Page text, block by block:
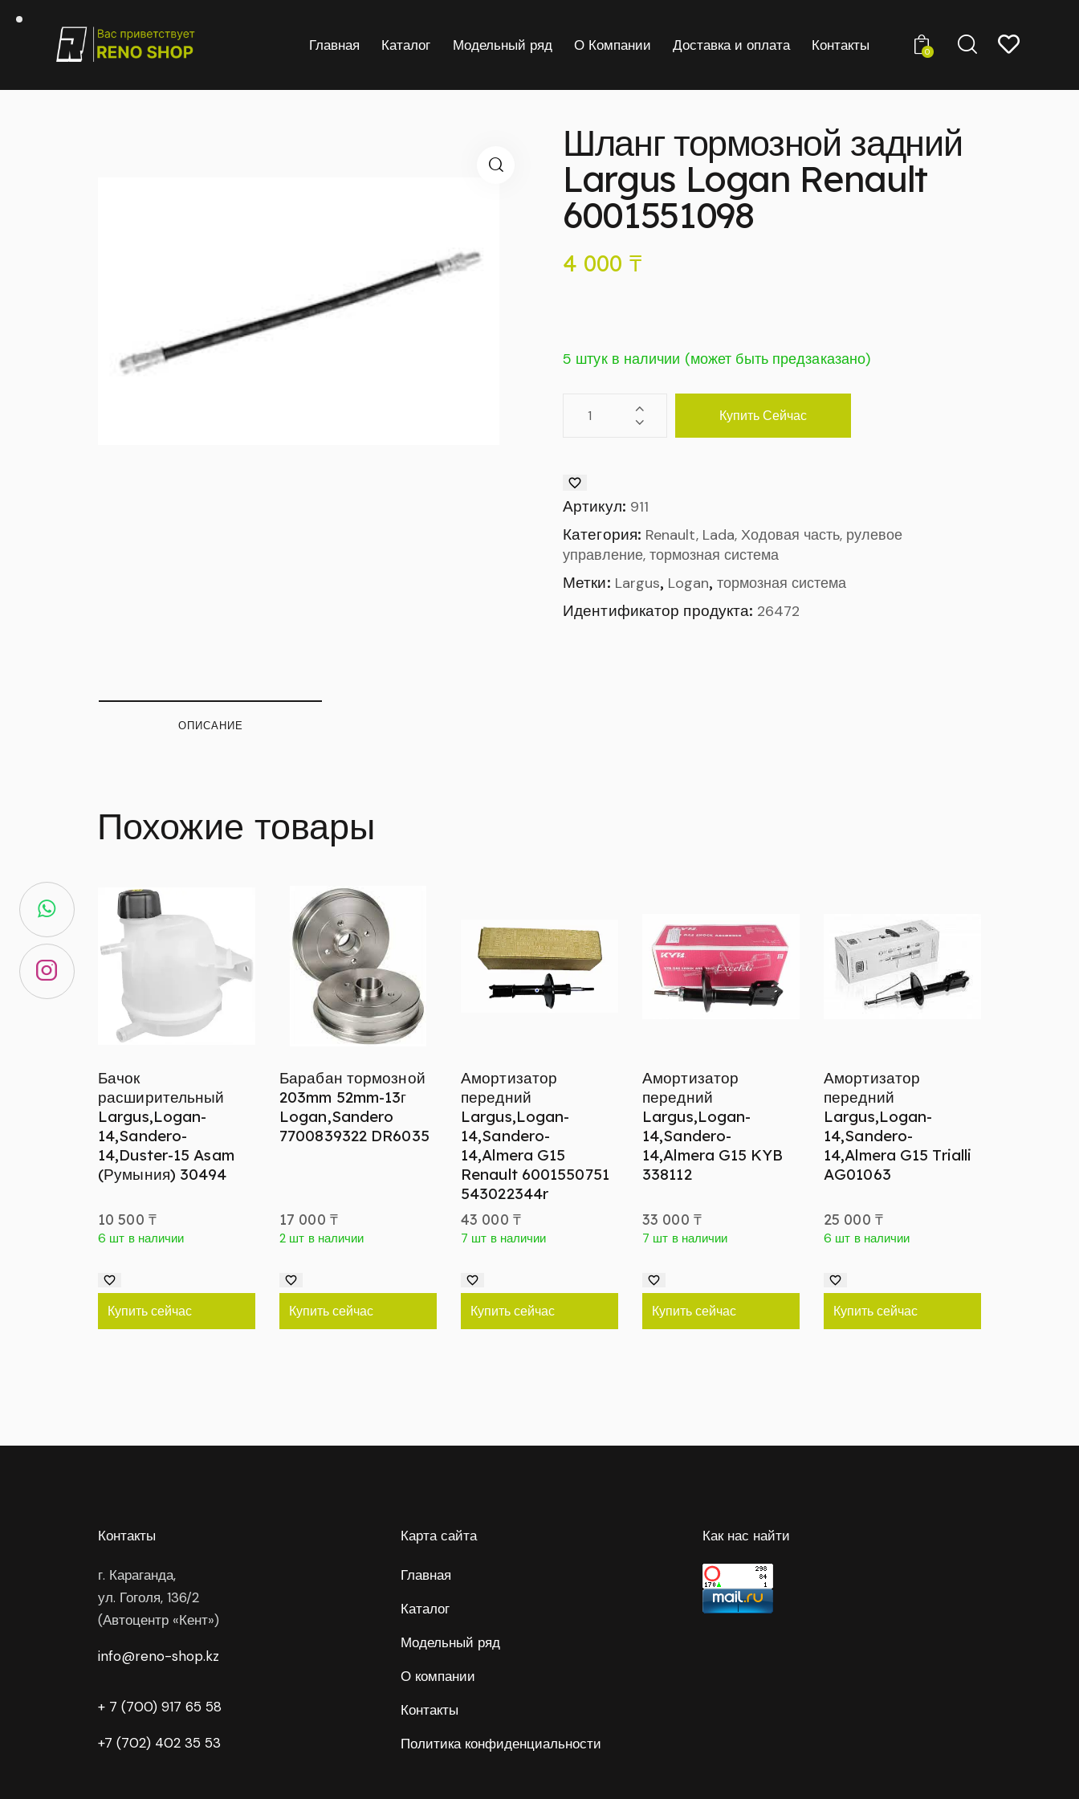
Главная Каталог Модельный ряд О Компании Доставка и оплата Контакты 0
Шланг тормозной задний
Largus Logan Renault
6001551098
4 000 ₸
5 штук в наличии (может быть предзаказано)
Купить Сейчас
Артикул: 911
Категория: Renault, Lada, Ходовая часть, рулевое
управление, тормозная система
Метки: Largus, Logan,тормозная система
Идентификатор продукта: 26472
ОПИСАНИЕ
Похожие товары
Бачок
расширительный
Largus,Logan-
14,Sandero-
14,Duster-15 Asam
(Румыния) 30494
10 500 ₸
6 шт в наличии
Купить сейчас
Барабан тормозной
203mm 52mm-13г
Logan,Sandero
7700839322 DR6035
17 000 ₸
2 шт в наличии
Купить сейчас
Амортизатор
передний
Largus,Logan-
14,Sandero-
14,Almera G15
Renault 6001550751
543022344r
43 000 ₸
7 шт в наличии
Купить сейчас
Амортизатор
передний
Largus,Logan-
14,Sandero-
14,Almera G15 KYB
338112
33 000 ₸
7 шт в наличии
Купить сейчас
Амортизатор
передний
Largus,Logan-
14,Sandero-
14,Almera G15 Trialli
AG01063
25 000 ₸
6 шт в наличии
Купить сейчас
Контакты
г. Караганда,
ул. Гоголя, 136/2
(Автоцентр «Кент»)
info@reno-shop.kz
+ 7 (700) 917 65 58
+7 (702) 402 35 53
Карта сайта
Главная
Каталог
Модельный ряд
О компании
Контакты
Политика конфиденциальности
Как нас найти